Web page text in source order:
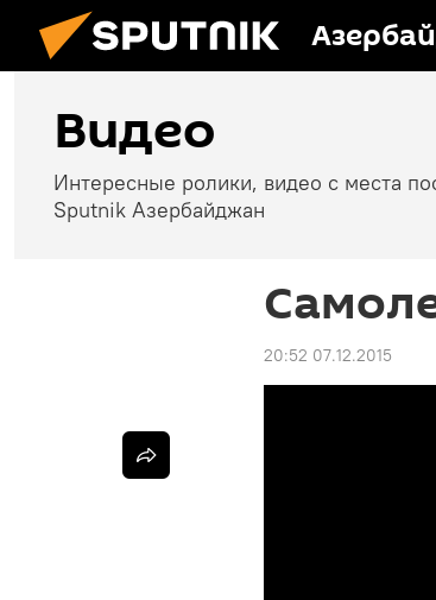
Видео
Интересные ролики, видео с места
Sputnik Азербайджан
20:52 07.12.2015